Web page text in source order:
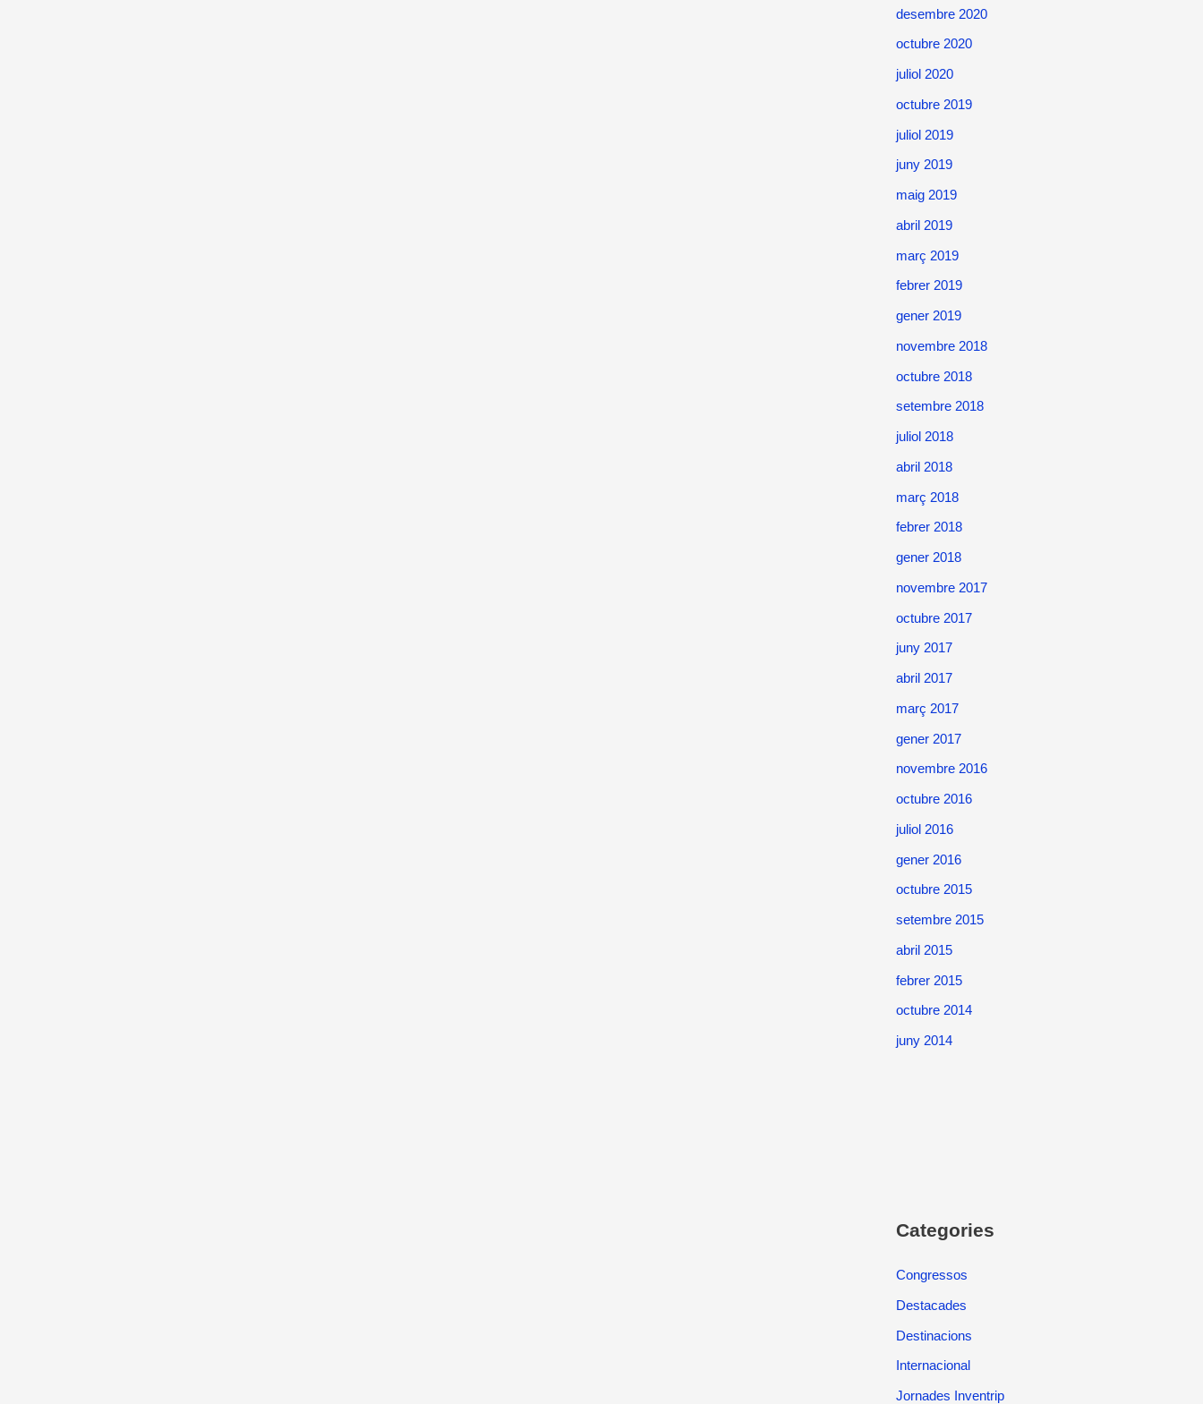
desembre 2020
octubre 2020
juliol 2020
octubre 2019
juliol 2019
juny 2019
maig 2019
abril 2019
març 2019
febrer 2019
gener 2019
novembre 2018
octubre 2018
setembre 2018
juliol 2018
abril 2018
març 2018
febrer 2018
gener 2018
novembre 2017
octubre 2017
juny 2017
abril 2017
març 2017
gener 2017
novembre 2016
octubre 2016
juliol 2016
gener 2016
octubre 2015
setembre 2015
abril 2015
febrer 2015
octubre 2014
juny 2014
Categories
Congressos
Destacades
Destinacions
Internacional
Jornades Inventrip